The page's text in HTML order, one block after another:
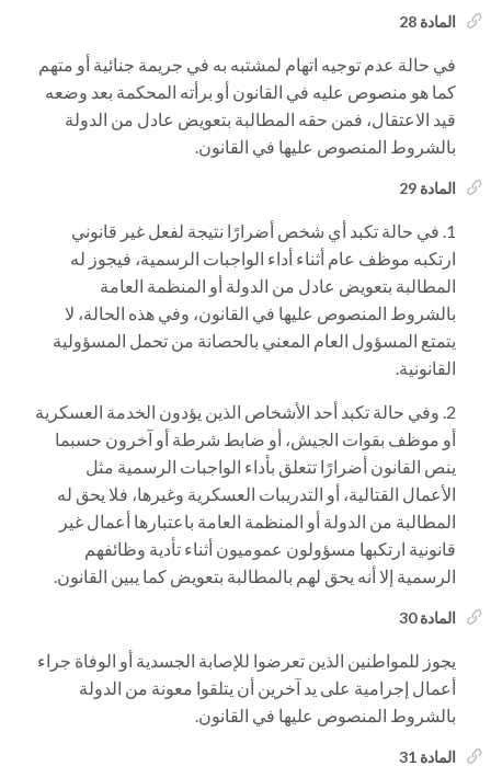
المادة 28
في حالة عدم توجيه اتهام لمشتبه به في جريمة جنائية أو متهم
كما هو منصوص عليه في القانون أو برأته المحكمة بعد وضعه
قيد الاعتقال، فمن حقه المطالبة بتعويض عادل من الدولة
بالشروط المنصوص عليها في القانون.
المادة 29
في حالة تكبد أي شخص أضرارًا نتيجة لفعل غير قانوني
ارتكبه موظف عام أثناء أداء الواجبات الرسمية، فيجوز له
المطالبة بتعويض عادل من الدولة أو المنظمة العامة
بالشروط المنصوص عليها في القانون، وفي هذه الحالة، لا
يتمتع المسؤول العام المعني بالحصانة من تحمل المسؤولية
القانونية.
وفي حالة تكبد أحد الأشخاص الذين يؤدون الخدمة العسكرية
أو موظف بقوات الجيش، أو ضابط شرطة أو آخرون حسبما
ينص القانون أضرارًا تتعلق بأداء الواجبات الرسمية مثل
الأعمال القتالية، أو التدريبات العسكرية وغيرها، فلا يحق له
المطالبة من الدولة أو المنظمة العامة باعتبارها أعمال غير
قانونية ارتكبها مسؤولون عموميون أثناء تأدية وظائفهم
الرسمية إلا أنه يحق لهم بالمطالبة بتعويض كما يبين القانون.
المادة 30
يجوز للمواطنين الذين تعرضوا للإصابة الجسدية أو الوفاة جراء
أعمال إجرامية على يد آخرين أن يتلقوا معونة من الدولة
بالشروط المنصوص عليها في القانون.
المادة 31